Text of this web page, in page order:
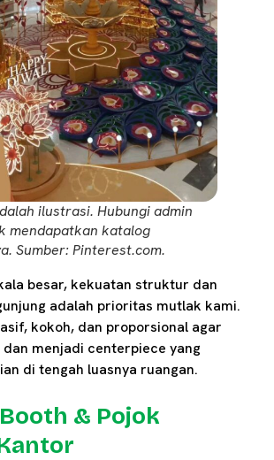
ilustrasi. Hubungi admin
mendapatkan katalog
Sumber: Pinterest.com.
besar, kekuatan struktur dan
adalah prioritas mutlak kami.
kokoh, dan proporsional agar
menjadi centerpiece yang
di tengah luasnya ruangan.
& Pojok